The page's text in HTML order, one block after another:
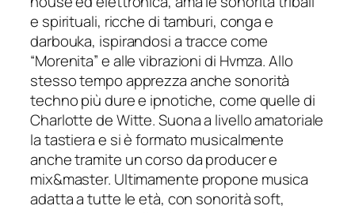
e spirituali, ricche di tamburi, conga e
darbouka, ispirandosi a tracce come
“Morenita” e alle vibrazioni di Hvmza. Allo
stesso tempo apprezza anche sonorità
techno più dure e ipnotiche, come quelle di
Charlotte de Witte. Suona a livello amatoriale
la tastiera e si è formato musicalmente
anche tramite un corso da producer e
mix&master. Ultimamente propone musica
adatta a tutte le età, con sonorità soft,